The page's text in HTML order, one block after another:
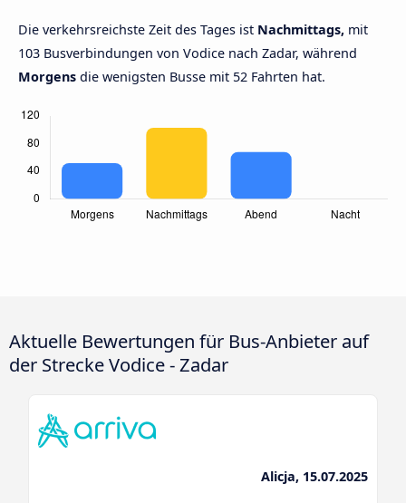
Die verkehrsreichste Zeit des Tages ist Nachmittags, mit
103 Busverbindungen von Vodice nach Zadar, während
Morgens die wenigsten Busse mit 52 Fahrten hat.
Aktuelle Bewertungen für Bus-Anbieter auf
der Strecke Vodice - Zadar
Alicja, 15.07.2025